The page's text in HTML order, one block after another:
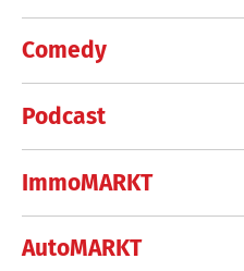
Comedy
Podcast
ImmoMARKT
AutoMARKT